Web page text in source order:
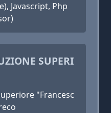
Javascript, Php
SUPERI
"Francesc